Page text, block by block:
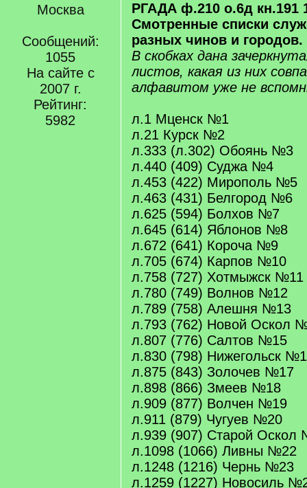
Москва
Сообщений:
1055
На сайте с
2007 г.
Рейтинг:
5982
РГАДА ф.210 о.6д кн.191
Смотренные списки
разных чинов и городов.
В скобках дана
листов, какая из них
алфавитом уже не
л.1 Мценск №1
л.21 Курск №2
л.333 (л.302) Обоянь №3
л.440 (409) Суджа №4
л.453 (422) Мирополь №5
л.463 (431) Белгород №6
л.625 (594) Болхов №7
л.645 (614) Яблонов №8
л.672 (641) Короча №9
л.705 (674) Карпов №10
л.758 (727) Хотмыжск №11
л.780 (749) Волнов №12
л.789 (758) Алешня №13
л.793 (762) Новой Оскол
л.807 (776) Салтов №15
л.830 (798) Нижегольск
л.875 (843) Золочев №17
л.898 (866) Змеев №18
л.909 (877) Волчен №19
л.911 (879) Чугуев №20
л.939 (907) Старой Оскол
л.1098 (1066) Ливны №22
л.1248 (1216) Чернь №23
л.1259 (1227) Новосиль